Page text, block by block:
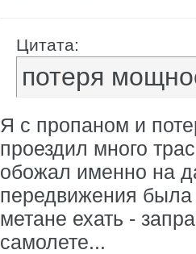
Цитата:
потеря
Я с пропаном и
проездил много
обожал именно на
передвижения
метане ехать -
самолете...